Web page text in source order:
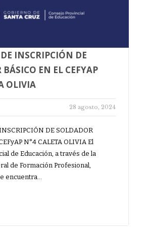
INSCRIPCIÓN DE
EN EL CEFYAP
OLIVIA
28 agosto, 2024
DE SOLDADOR
N°4 CALETA OLIVIA El
de Educación, a través de la
de Formación Profesional,
encuentra…